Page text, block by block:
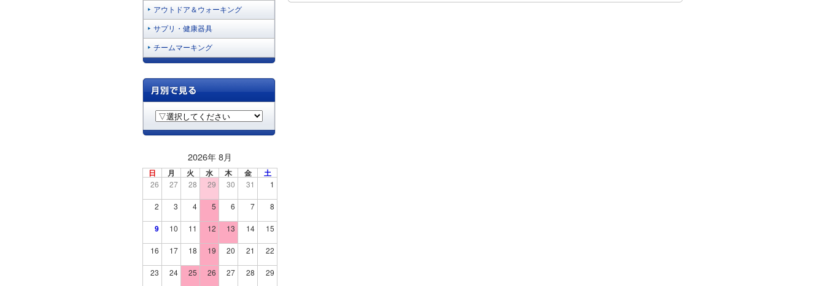
アウトドア＆ウォーキング
サプリ・健康器具
チームマーキング
2026年 8月
日 月 火 水 木 金 土
26 27 28 29 30 31 1
2 3 4 5 6 7 8
9 10 11 12 13 14 15
16 17 18 19 20 21 22
23 24 25 26 27 28 29